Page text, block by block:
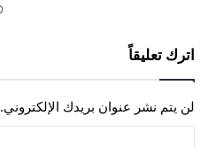
اترك تعليقاً
لن يتم نشر عنوان بريدك الإلكتروني.